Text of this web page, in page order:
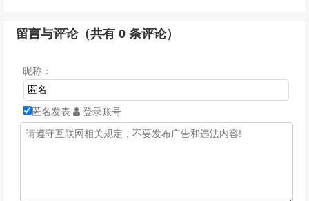
留言与评论（共有0 条评论）
昵称：
匿名发表 登录账号